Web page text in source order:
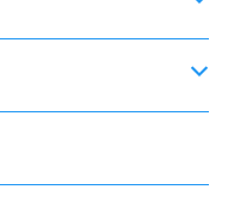
数限定商品